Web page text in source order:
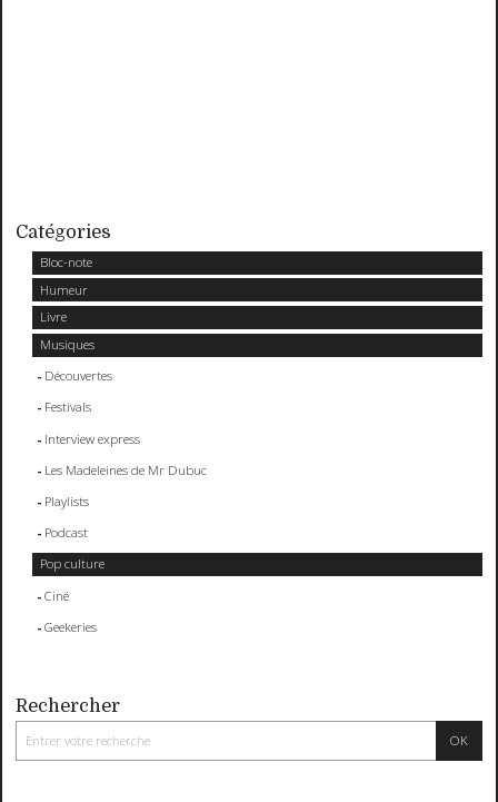
Catégories
Bloc-note
Humeur
Livre
Musiques
Découvertes
Festivals
Interview express
Les Madeleines de Mr Dubuc
Playlists
Podcast
Pop culture
Ciné
Geekeries
Rechercher